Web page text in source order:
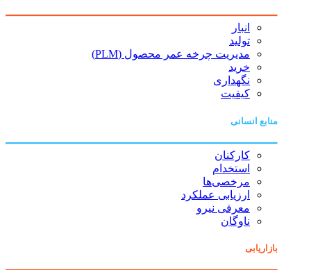
انبار
تولید
مدیریت چرخه عمر محصول (PLM)
خرید
نگهداری
کیفیت
منابع انسانی
کارکنان
استخدام
مرخصی‌ها
ارزیابی عملکرد
معرفی نیرو
ناوگان
بازاریابی